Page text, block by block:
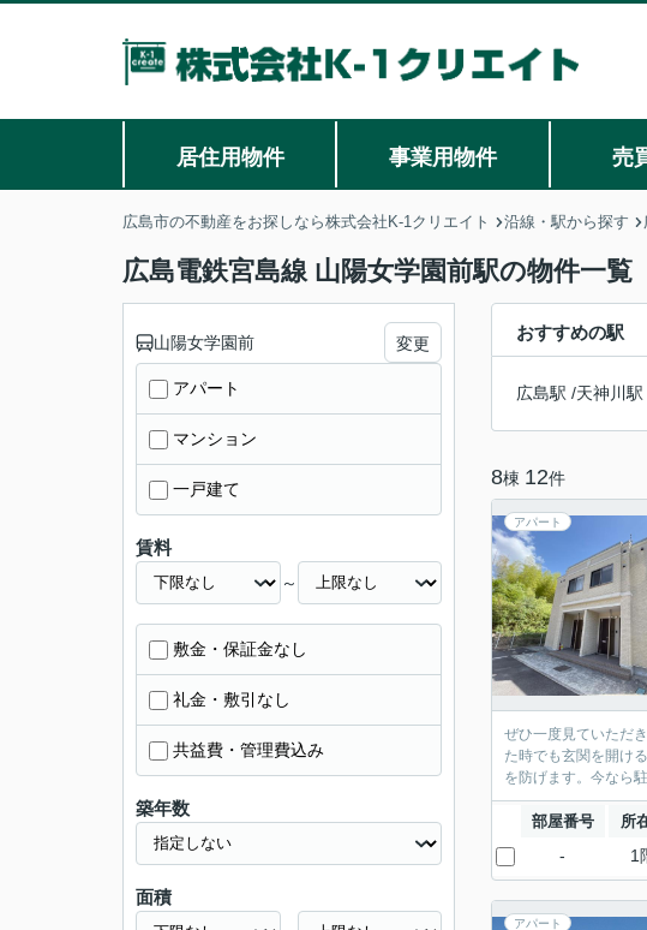
居住用物件 事業用物件 売
広島市の不動産をお探しなら株式会社K-1クリエイト 沿線・駅から探す
広島電鉄宮島線 山陽女学園前駅の物件一覧
おすすめの駅
広島駅 /天神川駅
8棟 12件
アパート
ぜひ一度見ていただ
た時でも玄関を開け
を防げます。今なら
部屋番号 所
- 1
アパート
山陽女学園前 変更
アパート
マンション
一戸建て
賃料
～
敷金・保証金なし
礼金・敷引なし
共益費・管理費込み
築年数
面積